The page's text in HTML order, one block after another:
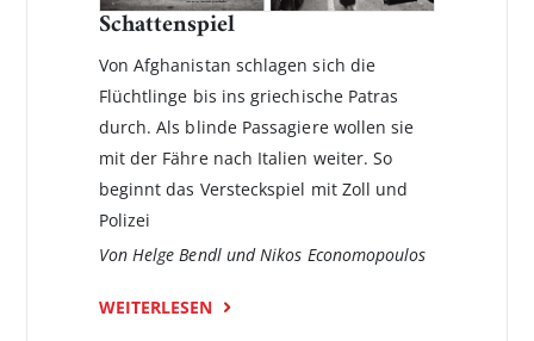
Schattenspiel
Von Afghanistan schlagen sich die
Flüchtlinge bis ins griechische Patras
durch. Als blinde Passagiere wollen sie
mit der Fähre nach Italien weiter. So
beginnt das Versteckspiel mit Zoll und
Polizei
Von Helge Bendl und Nikos Economopoulos
WEITERLESEN